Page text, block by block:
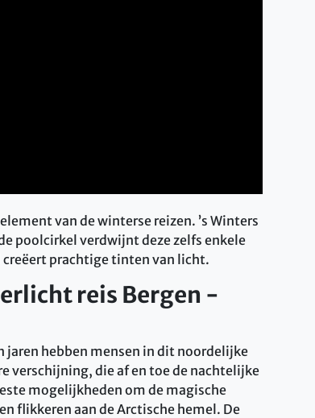
van de winterse reizen. ’s Winters
poolcirkel verdwijnt deze zelfs enkele
prachtige tinten van licht.
reis Bergen -
jaren hebben mensen in dit noordelijke
verschijning, die af en toe de nachtelijke
mogelijkheden om de magische
flikkeren aan de Arctische hemel. De